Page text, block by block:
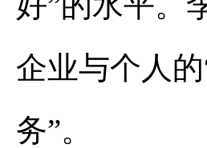
企业与个人
务”。